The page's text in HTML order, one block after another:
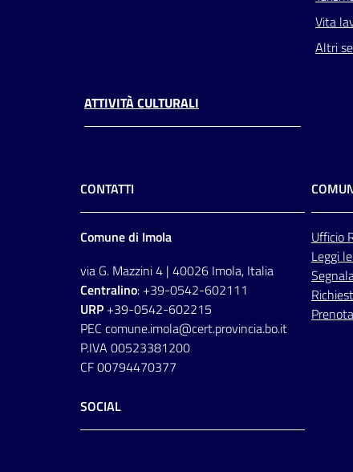
Vita
Altri
ATTIVITÀ CULTURALI
CONTATTI
Comune di Imola
via G. Mazzini 4 | 40026 Imola, Italia
Centralino: +39-0542-602111
URP +39-0542-602215
PEC comune.imola@cert.provincia.bo.it
P.IVA 00523381200
CF 00794470377
Ufficio
Leggi
SOCIAL